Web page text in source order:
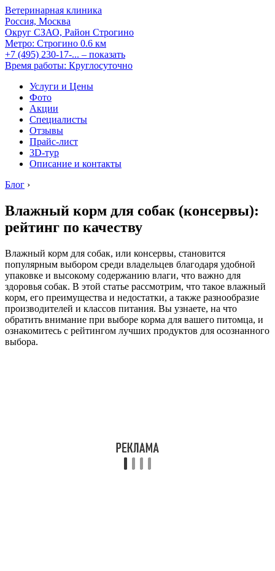
Ветеринарная клиника
Россия, Москва
Округ СЗАО, Район Строгино
Метро: Строгино 0.6 км
+7 (495) 230-17-... – показать
Время работы: Круглосуточно
Услуги и Цены
Фото
Акции
Специалисты
Отзывы
Прайс-лист
3D-тур
Описание и контакты
Блог ›
Влажный корм для собак (консервы):
рейтинг по качеству
Влажный корм для собак, или консервы, становится
популярным выбором среди владельцев благодаря удобной
упаковке и высокому содержанию влаги, что важно для
здоровья собак. В этой статье рассмотрим, что такое влажный
корм, его преимущества и недостатки, а также разнообразие
производителей и классов питания. Вы узнаете, на что
обратить внимание при выборе корма для вашего питомца, и
ознакомитесь с рейтингом лучших продуктов для осознанного
выбора.